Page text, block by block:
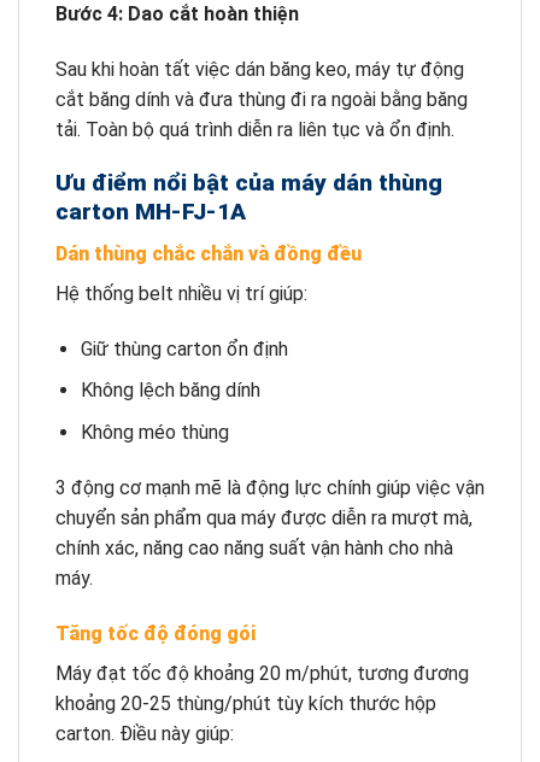
Bước 4: Dao cắt hoàn thiện
Sau khi hoàn tất việc dán băng keo, máy tự động
cắt băng dính và đưa thùng đi ra ngoài bằng băng
tải. Toàn bộ quá trình diễn ra liên tục và ổn định.
Ưu điểm nổi bật của máy dán thùng
carton MH-FJ-1A
Dán thùng chắc chắn và đồng đều
Hệ thống belt nhiều vị trí giúp:
Giữ thùng carton ổn định
Không lệch băng dính
Không méo thùng
3 động cơ mạnh mẽ là động lực chính giúp việc vận
chuyển sản phẩm qua máy được diễn ra mượt mà,
chính xác, năng cao năng suất vận hành cho nhà
máy.
Tăng tốc độ đóng gói
Máy đạt tốc độ khoảng 20 m/phút, tương đương
khoảng 20-25 thùng/phút tùy kích thước hộp
carton. Điều này giúp: